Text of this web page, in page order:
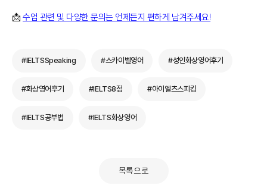
📩수업 관련 및 다양한 문의는 언제든지 편하게 남겨주세요!
#IELTSSpeaking #스카이벨영어 #성인화상영어후기
#화상영어후기 #IELTS8점 #아이엘츠스피킹
#IELTS공부법 #IELTS화상영어
목록으로